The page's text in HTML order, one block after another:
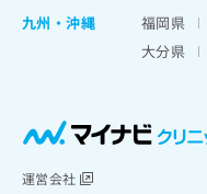
九州・沖縄
福岡県
大分県
運営会社